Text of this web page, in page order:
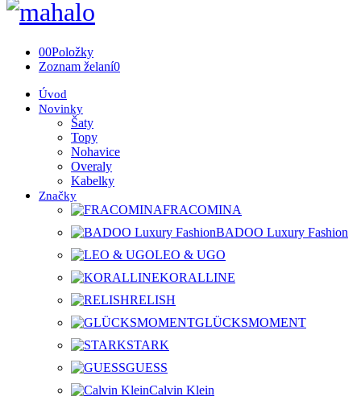
00Položky
Zoznam želaní0
Úvod
Novinky
Šaty
Topy
Nohavice
Overaly
Kabelky
Značky
FRACOMINA
BADOO Luxury Fashion
LEO & UGO
KORALLINE
RELISH
GLÜCKSMOMENT
STARK
GUESS
Calvin Klein